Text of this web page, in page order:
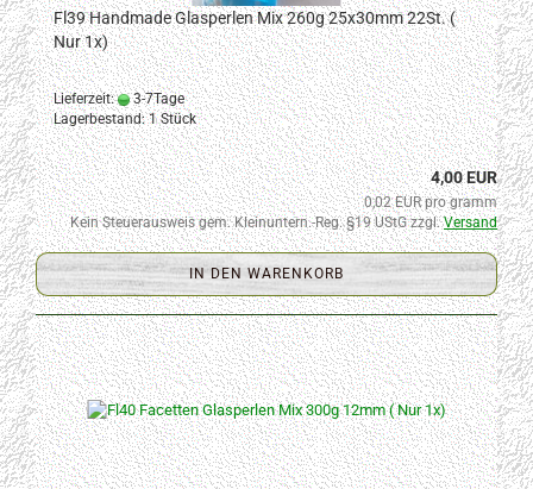
Fl39 Handmade Glasperlen Mix 260g 25x30mm 22St. (
Nur 1x)
Lieferzeit:
3-7Tage
Lagerbestand: 1 Stück
4,00 EUR
0,02 EUR pro gramm
Kein Steuerausweis gem. Kleinuntern.-Reg. §19 UStG zzgl.Versand
IN DEN WARENKORB